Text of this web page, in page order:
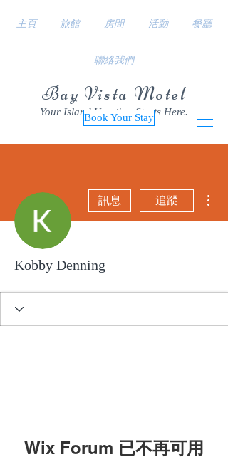
Bay Vista Motel
Your Island Vacation Starts Here.
Book Your Stay
主頁 旅館 房間 活動 餐廳
聯絡我們
訊息 追蹤
Kobby Denning
Wix Forum 已不再可用